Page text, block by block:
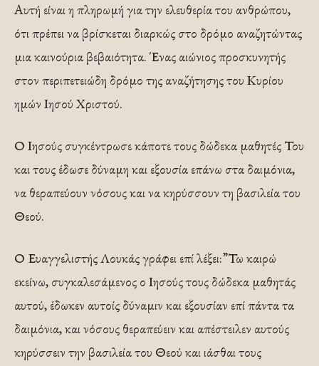
Αυτή είναι η πληρωμή για την ελευθερία του ανθρώπου,
ότι πρέπει να βρίσκεται διαρκώς στο δρόμο αναζητώντας
μια καινούρια βεβαιότητα. Ένας αιώνιος προσκυνητής
στον περιπετειώδη δρόμο της αναζήτησης του Κυρίου
ημών Ιησού Χριστού.
Ο Ιησούς συγκέντρωσε κάποτε τους δώδεκα μαθητές Του
και τους έδωσε δύναμη και εξουσία επάνω στα δαιμόνια,
να θεραπεύουν νόσους και να κηρύσσουν τη βασιλεία του
Θεού.
Ο Ευαγγελιστής Λουκάς γράφει επί λέξει:”Τω καιρώ
εκείνω, συγκαλεσάμενος ο Ιησούς τους δώδεκα μαθητάς
αυτού, έδωκεν αυτοίς δύναμιν και εξουσίαν επί πάντα τα
δαιμόνια, και νόσους θεραπεύειν και απέστειλεν αυτούς
κηρύσσειν την βασιλεία του Θεού και ιάσθαι τους